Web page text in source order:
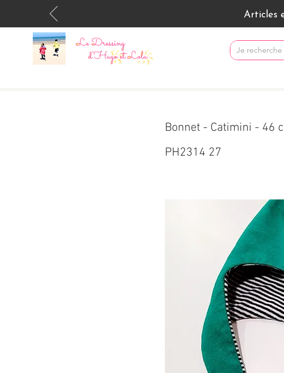
Articles
Bonnet - Catimini - 46
PH2314 27